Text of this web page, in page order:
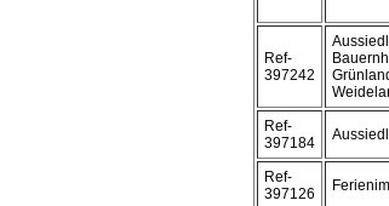
Ref-
397242
Ref-
397184
Ref-
397126